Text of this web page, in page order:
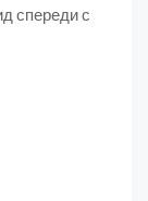
спереди с